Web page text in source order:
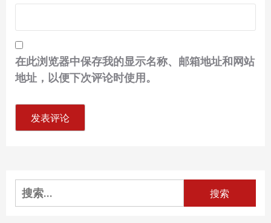
在此浏览器中保存我的显示名称、邮箱地址和网站
地址，以便下次评论时使用。
搜
索：